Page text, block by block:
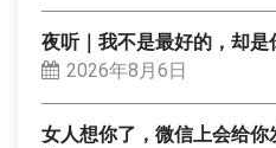
夜听｜我不是最好的，却是
2026年8月6日
女人想你了，微信上会给